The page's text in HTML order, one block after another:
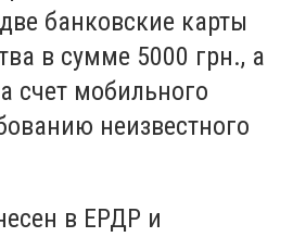
банковские карты
в сумме 5000 грн., а
счет мобильного
неизвестного
в ЕРДР и